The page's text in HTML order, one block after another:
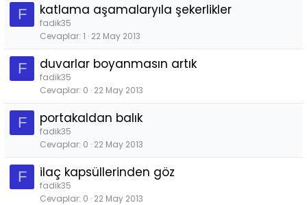
F katlama aşamalaryıla şekerlikler
fadik35
Cevaplar 1 22 May 2013
F duvarlar boyanmasın artık
fadik35
Cevaplar 0 22 May 2013
F portakaldan balık
fadik35
Cevaplar 0 22 May 2013
F ilaç kapsüllerinden göz
fadik35
Cevaplar 0 22 May 2013